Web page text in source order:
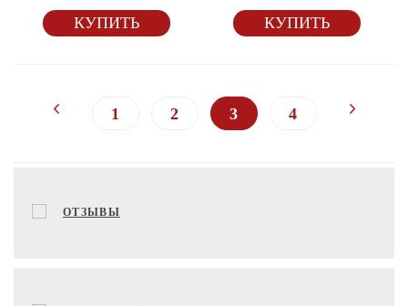
КУПИТЬ КУПИТЬ
1 2 3 4
ОТЗЫВЫ